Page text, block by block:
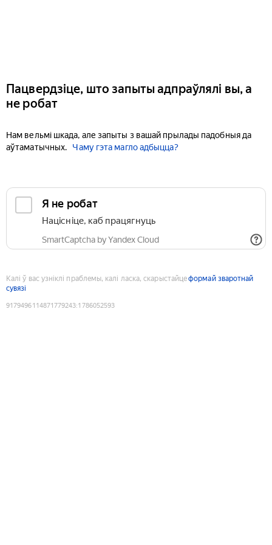
Пацвердзіце, што запыты адпраўлялі вы, а
не робат
Нам вельмі шкада, але запыты з вашай прылады падобныя да
аўтаматычных.
Чаму гэта магло адбыцца?
Я не робат
Націсніце, каб працягнуць
SmartCaptcha by Yandex Cloud
Калі ў вас узніклі праблемы, калі ласка, скарыстайцеформай зваротнай
сувязі
9179496114871779243:1786052593